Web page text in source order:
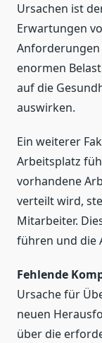
Ursachen ist
Erwartungen
enormen
auf die
auswirken.
Ein weiterer
Arbeitsplatz
vorhandene
verteilt wird,
Mitarbeiter.
führen und die
Fehlende
Ursache für
neuen
über die